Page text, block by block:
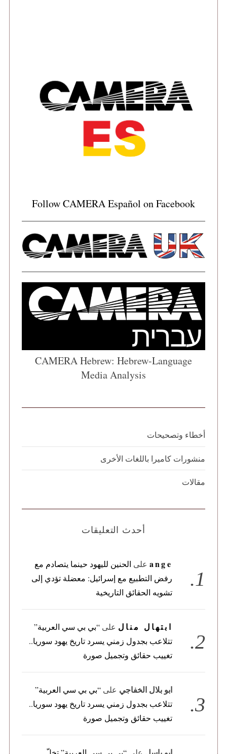
Follow CAMERA Español on Facebook
CAMERA Hebrew: Hebrew-Language
Media Analysis
أخطاء وتصحيحات
منشورات كاميرا باللغات الأخرى
مقالات
أحدث التعليقات
angeعلى الحنين لليهود حينما يتصادم مع
رفض التطبيع مع إسرائيل: معضلة تؤدي إلى
تشويه الحقائق التاريخية
ابتهال منال على“بي بي سي العربية”
تتلاعب بجدول زمني يسرد تاريخ يهود سوريا..
تغييب حقائق وتجميل صورة
ابو بلال الخفاجي على“بي بي سي العربية”
تتلاعب بجدول زمني يسرد تاريخ يهود سوريا..
تغييب حقائق وتجميل صورة